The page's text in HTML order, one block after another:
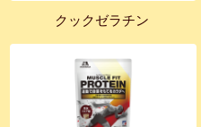
クックゼラチン